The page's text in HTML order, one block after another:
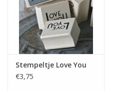
KAMERS
ALGEMEEN
Merken
Stempeltje Love You
€3,75